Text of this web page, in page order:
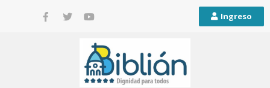
Ingreso